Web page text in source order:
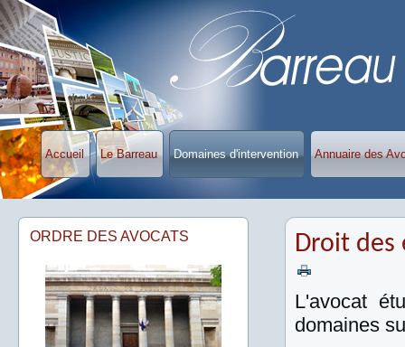
Accueil Le Barreau Domaines d'intervention Annuaire des
ORDRE DES AVOCATS Droit des
L'avocat
domaines